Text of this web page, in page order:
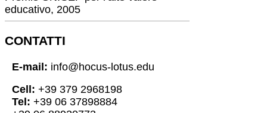
educativo, 2005
CONTATTI
E-mail: info@hocus-lotus.edu
Cell: +39 379 2968198
Tel: +39 06 37898884